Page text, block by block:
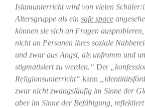
Islamunterricht wird von vielen
Altersgruppe als ein safe space
können sie sich an Fragen
nicht an Personen ihres soziale
und zwar aus Angst, als unfromm und
stigmatisiert zu werden.“ Der
Religionsunterricht“ kann
zwar nicht zwangsläufig im Sinne der
aber im Sinne der Befähigung,